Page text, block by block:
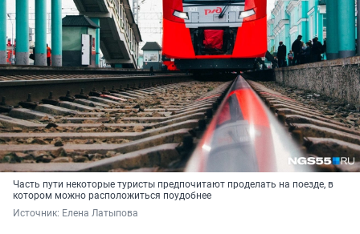
Часть пути некоторые туристы предпочитают проделать на поезде, в
котором можно расположиться поудобнее
Источник: Елена Латыпова